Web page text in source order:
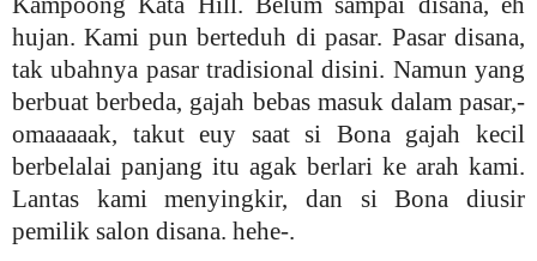
hujan. Kami pun berteduh di pasar. Pasar disana,
tak ubahnya pasar tradisional disini. Namun yang
berbuat berbeda, gajah bebas masuk dalam pasar,-
omaaaaak, takut euy saat si Bona gajah kecil
berbelalai panjang itu agak berlari ke arah kami.
Lantas kami menyingkir, dan si Bona diusir
pemilik salon disana. hehe-.